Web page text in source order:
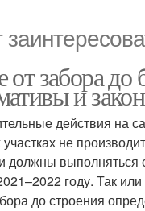
от забора
и
действия на
не
должны выполняться
году. Так
до строения